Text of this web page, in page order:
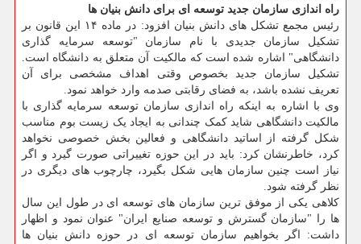
راه اندازی سازمان جدید توسعه ای برای دانش بنیان ها
رئیس مجمع تشکل های دانش بنیان افزود: در ماده ۱۴ این قانون بر
تشکیل سازمان جدیدی با نام سازمان "توسعه سرمایه گذاری
دانشگاهی" اشاره شده است که مالکیت آن متعلق به دانشگاه است.
تشکیل سازمان جدید بخصوص وقتی اهداف مشخصی برای آن
تعریف نشده باشد، به فضای رقابتی صدمه وارد خواهد نمود.
وی با اشاره به اینکه راه اندازی سازمان توسعه سرمایه گذاری با
مالکیت دانشگاهی شاید کمک چندانی به ایجاد یک زیست بوم مناسب
شکل گرفته از اساتید دانشگاهی و فعالین بخش خصوصی نخواهد
کرد، خاطرنشان کرد: باید در این حوزه تغییراتی صورت گیرد و اگر
نیاز است چنین سازمان هایی شکل بگیرد، چارچوب های دیگری در
نظر گرفته شود.
کلاهی یکی از موفق‎ ترین سازمان های توسعه ای در طول این سال
ها را "سازمان گسترش و توسعه صنایع ایران" عنوان نمود و اظهار
داشت: اگر بخواهیم سازمان توسعه ای در حوزه دانش بنیان ها